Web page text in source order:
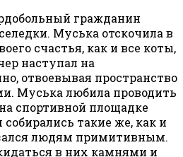
гражданин
Муська отскочила в
счастья, как и все коты,
наступал на
отвоевывая пространство
Муська любила проводить
спортивной площадке
такие же, как и
людям примитивным.
в них камнями и